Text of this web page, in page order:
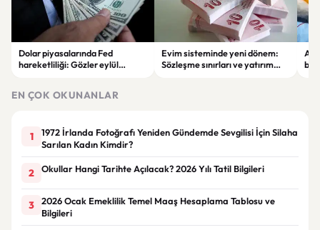
Dolar piyasalarında Fed
hareketliliği: Gözler eylül
Evim sisteminde yeni dönem:
Sözleşme sınırları ve yatırım
EN ÇOK OKUNANLAR
1
1972 İrlanda Fotoğrafı Yeniden Gündemde Sevgilisi İçin Silaha
Sarılan Kadın Kimdir?
2 Okullar Hangi Tarihte Açılacak? 2026 Yılı Tatil Bilgileri
3
2026 Ocak Emeklilik Temel Maaş Hesaplama Tablosu ve
Bilgileri